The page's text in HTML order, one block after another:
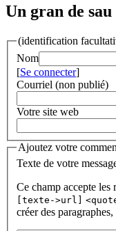
Un gran de sau
(identification
Nom
[Se connecter]
Courriel (non publié)
Votre site web
Ajoutez votre
Texte de votre
Ce champ accepte les
[texte->url]
créer des